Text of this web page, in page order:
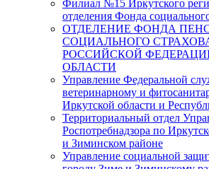
Филиал №15 Иркутского
отделения Фонда
ОТДЕЛЕНИЕ ФОНДА
СОЦИАЛЬНОГО
РОССИЙСКОЙ
ОБЛАСТИ
Управление Федеральной
ветеринарному и
Иркутской области и
Территориальный отдел
Роспотребнадзора по
и Зиминском районе
Управление социальной